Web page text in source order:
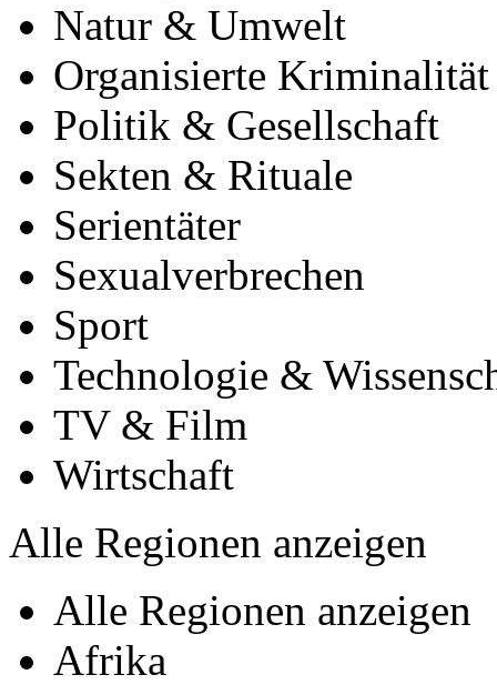
Natur & Umwelt
Organisierte Kriminalität
Politik & Gesellschaft
Sekten & Rituale
Serientäter
Sexualverbrechen
Sport
Technologie &
TV & Film
Wirtschaft
Alle Regionen anzeigen
Alle Regionen anzeigen
Afrika